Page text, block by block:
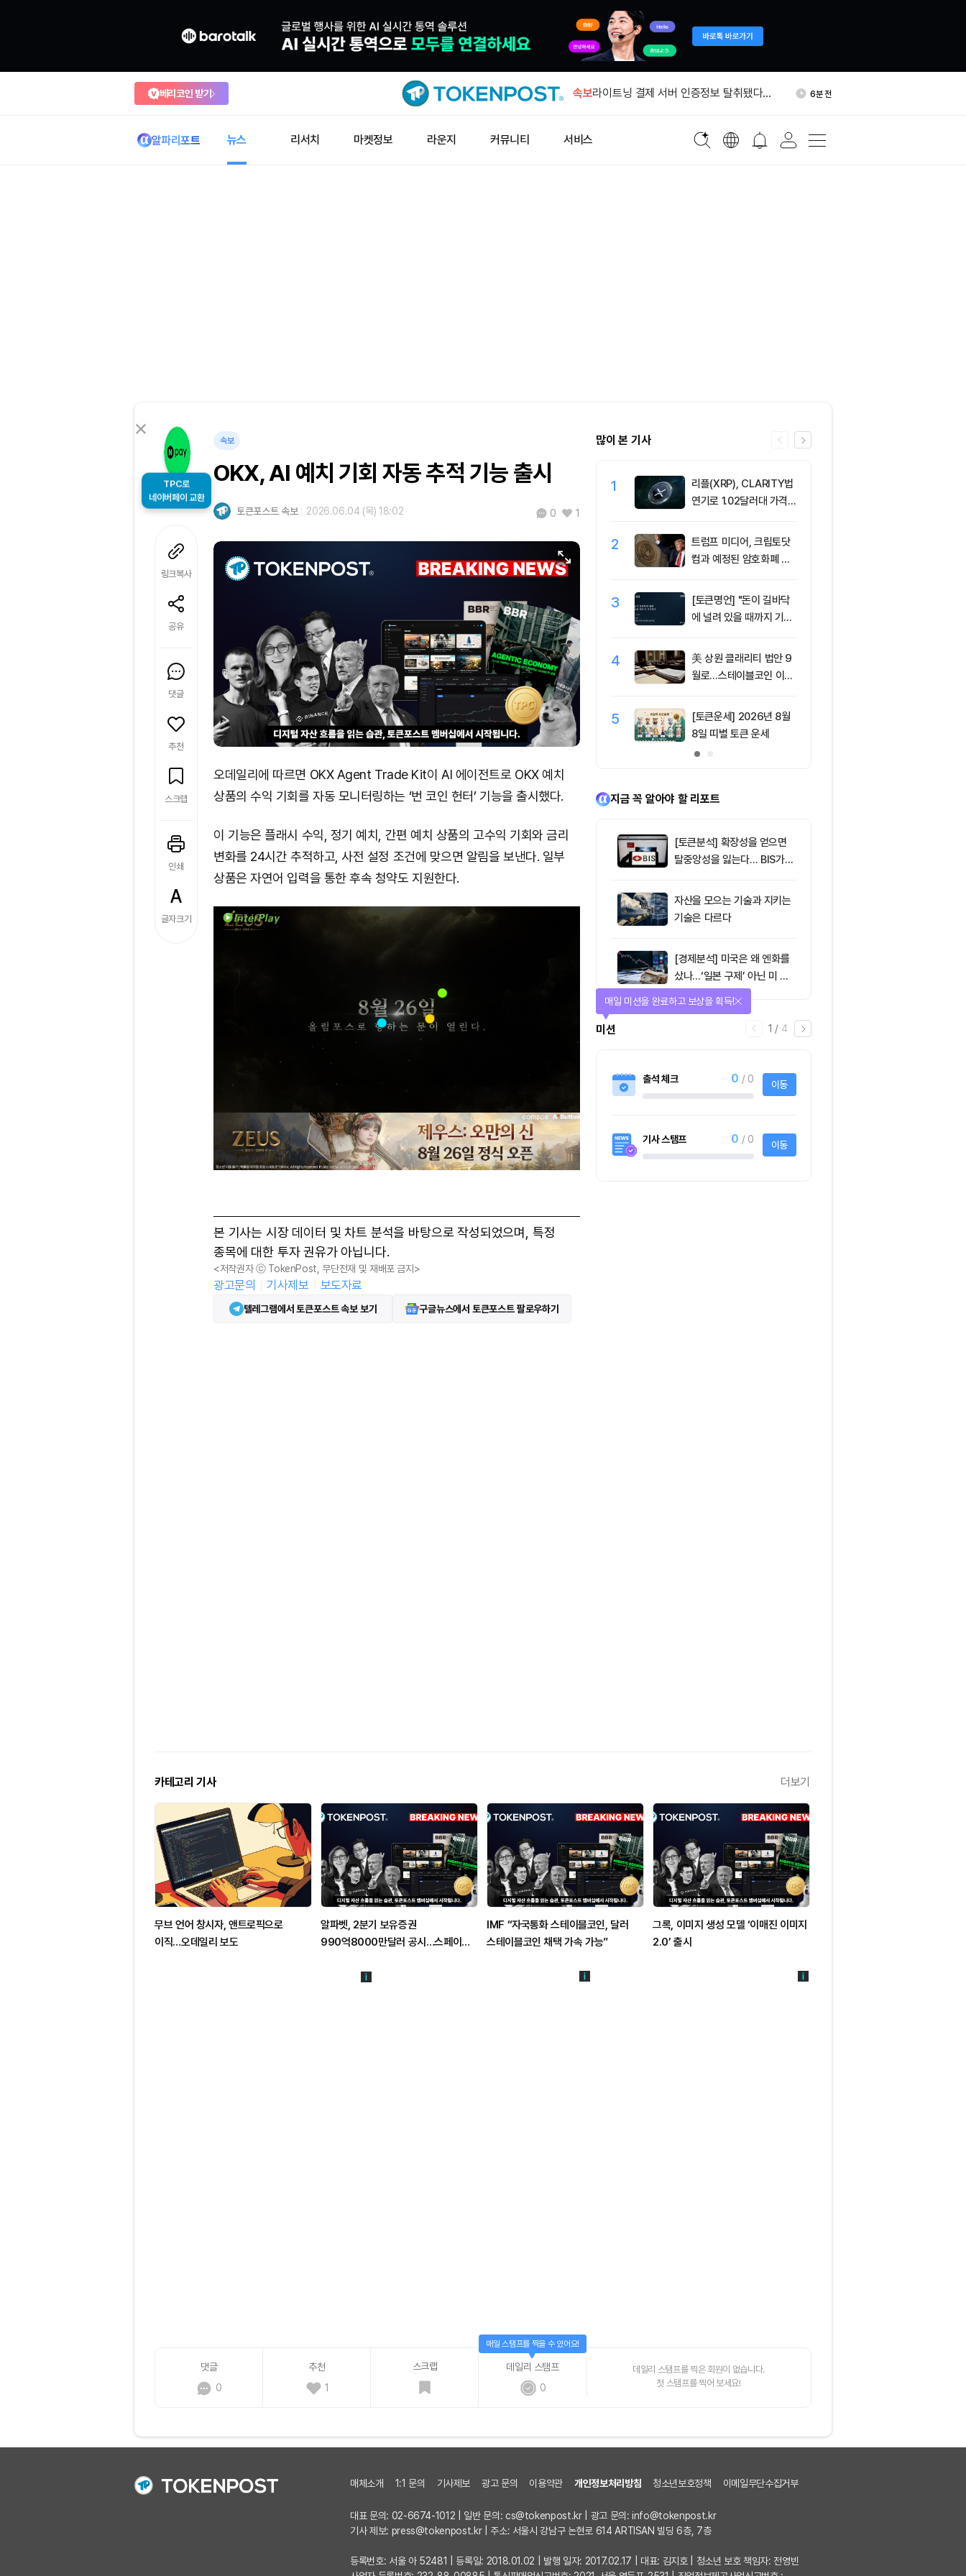
베리코인 받기 속보
IMF '자국통화 코인, 달러 스테이블코인
라이트닝 결제 서버 인증정보 탈취됐다…
6분 전
알파리포트 뉴스 리서치 마켓정보 라운지 커뮤니티 서비스
TPC로
네이버페이 교환
링크복사
공유
댓글
추천
스크랩
인쇄
글자크기
속보
OKX, AI 예치 기회 자동 추적 기능 출시
토큰포스트 속보 2026.06.04 (목) 18:02 0 1
오데일리에 따르면 OKX Agent Trade Kit이 AI 에이전트로 OKX 예치
상품의 수익 기회를 자동 모니터링하는 ‘번 코인 헌터’ 기능을 출시했다.
이 기능은 플래시 수익, 정기 예치, 간편 예치 상품의 고수익 기회와 금리
변화를 24시간 추적하고, 사전 설정 조건에 맞으면 알림을 보낸다. 일부
상품은 자연어 입력을 통한 후속 청약도 지원한다.
본 기사는 시장 데이터 및 차트 분석을 바탕으로 작성되었으며, 특정
종목에 대한 투자 권유가 아닙니다.
<저작권자 ⓒ TokenPost, 무단전재 및 재배포 금지>
광고문의 기사제보 보도자료
텔레그램에서 토큰포스트 속보 보기 구글뉴스에서 토큰포스트 팔로우하기
많이 본 기사
1
리플(XRP), CLARITY법
연기로 1.02달러대 가격
2
트럼프 미디어, 크립토닷
컴과 예정된 암호화폐 계
3
[토큰명언] "돈이 길바닥
에 널려 있을 때까지 기다
4
美 상원 클래리티 법안 9
월로…스테이블코인 이자
5
[토큰운세] 2026년 8월
8일 띠별 토큰 운세
지금 꼭 알아야 할 리포트
[토큰분석] 확장성을 얻으면
탈중앙성을 잃는다… BIS가
학’
자산을 모으는 기술과 지키는
기술은 다르다
[경제분석] 미국은 왜 엔화를
샀나…‘일본 구제’ 아닌 미 국
채·아시아 통화 방어전
1 / 4
미션
매일 미션을 완료하고 보상을 획득!
출석 체크 0 / 0 이동
기사 스탬프 0 / 0 이동
카테고리 기사 더보기
무브 언어 창시자, 앤트로픽으로
이직…오데일리 보도
알파벳, 2분기 보유증권
990억8000만달러 공시…스페이스X
IMF “자국통화 스테이블코인, 달러
스테이블코인 채택 가속 가능”
그록, 이미지 생성 모델 ‘이매진 이미지
2.0’ 출시
댓글
0
추천
1
스크랩
데일리 스탬프
0
매일 스탬프를 찍을 수 있어요!
데일리 스탬프를 찍은 회원이 없습니다.
첫 스탬프를 찍어 보세요!
매체소개 1:1 문의 기사제보 광고 문의 이용약관 개인정보처리방침 청소년보호정책 이메일무단수집거부
대표 문의: 02-6674-1012 | 일반 문의: cs@tokenpost.kr| 광고 문의:info@tokenpost.kr
기사 제보: press@tokenpost.kr| 주소: 서울시 강남구 논현로 614 ARTISAN 빌딩 6층, 7층
등록번호: 서울 아 52481 | 등록일: 2018.01.02 | 발행 일자: 2017.02.17 | 대표: 김지호 | 청소년 보호 책임자: 전영빈